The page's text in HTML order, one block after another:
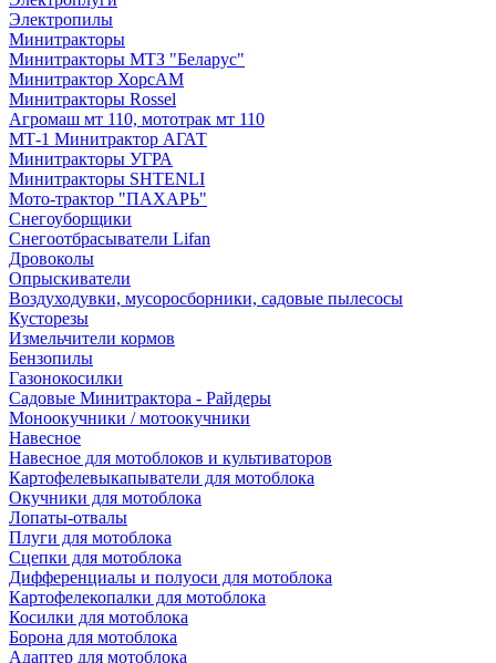
Электропилы
Минитракторы
Минитракторы МТЗ "Беларус"
Минитрактор ХорсАМ
Минитракторы Rossel
Агромаш мт 110, мототрак мт 110
МТ-1 Минитрактор АГАТ
Минитракторы УГРА
Минитракторы SHTENLI
Мото-трактор "ПАХАРЬ"
Снегоуборщики
Снегоотбрасыватели Lifan
Дровоколы
Опрыскиватели
Воздуходувки, мусоросборники, cадовые пылесосы
Кусторезы
Измельчители кормов
Бензопилы
Газонокосилки
Садовые Минитрактора - Райдеры
Моноокучники / мотоокучники
Навесное
Навесное для мотоблоков и культиваторов
Картофелевыкапыватели для мотоблока
Окучники для мотоблока
Лопаты-отвалы
Плуги для мотоблока
Сцепки для мотоблока
Дифференциалы и полуоси для мотоблока
Картофелекопалки для мотоблока
Косилки для мотоблока
Борона для мотоблока
Адаптер для мотоблока